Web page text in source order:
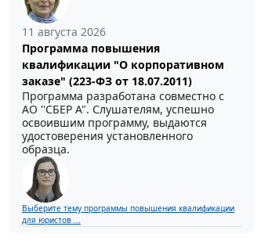
11 августа 2026
Программа повышения
квалификации "О корпоративном
заказе" (223-ФЗ от 18.07.2011)
Программа разработана совместно с
АО ''СБЕР А". Слушателям, успешно
освоившим программу, выдаются
удостоверения установленного
образца.
Выберите тему программы повышения квалификации
для юристов ...